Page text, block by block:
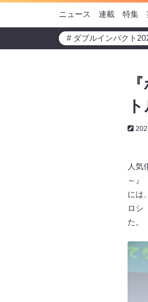
ニュース 連載 特集
# ダブルインパクト
人気
～』
には
ロシ
た。